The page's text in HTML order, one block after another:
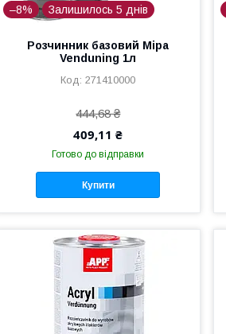
–8% Залишилось 5 днів
Розчинник базовий Mipa
Venduning 1л
271410000
444,68 ₴
409,11 ₴
Готово до відправки
Купити